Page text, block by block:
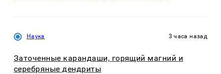
Наука 3 часа назад
Заточенные карандаши, горящий магний и
серебряные дендриты